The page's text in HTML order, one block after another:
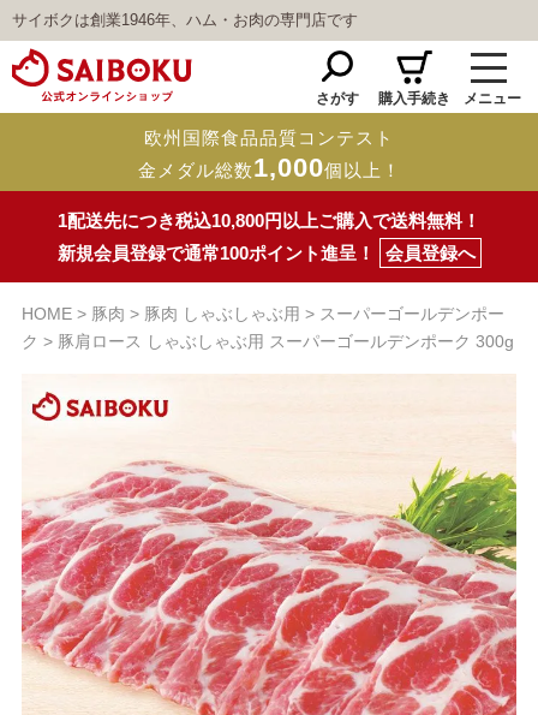
サイボクは創業1946年、ハム・お肉の専門店です
さがす 購入手続き メニュー
欧州国際食品品質コンテスト
金メダル総数1,000個以上！
1配送先につき税込10,800円以上ご購入で送料無料！
新規会員登録で通常100ポイント進呈！
会員登録へ
HOME 豚肉 豚肉 しゃぶしゃぶ用
スーパーゴールデンポー
ク
豚肩ロース しゃぶしゃぶ用 スーパーゴールデンポーク 300g